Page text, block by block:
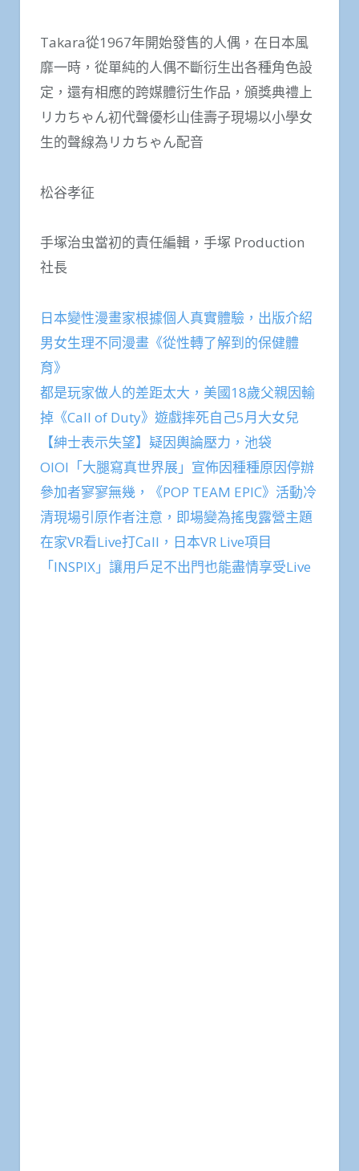
Takara從1967年開始發售的人偶，在日本風
靡一時，從單純的人偶不斷衍生出各種角色設
定，還有相應的跨媒體衍生作品，頒獎典禮上
リカちゃん初代聲優杉山佳壽子現場以小學女
生的聲線為リカちゃん配音
松谷孝征
手塚治虫當初的責任編輯，手塚 Production
社長
日本變性漫畫家根據個人真實體驗，出版介紹
男女生理不同漫畫《從性轉了解到的保健體
育》
都是玩家做人的差距太大，美國18歲父親因輸
掉《Call of Duty》遊戲摔死自己5月大女兒
【紳士表示失望】疑因輿論壓力，池袋
OIOI「大腿寫真世界展」宣佈因種種原因停辦
參加者寥寥無幾，《POP TEAM EPIC》活動冷
清現場引原作者注意，即場變為搖曳露營主題
在家VR看Live打Call，日本VR Live項目
「INSPIX」讓用戶足不出門也能盡情享受Live